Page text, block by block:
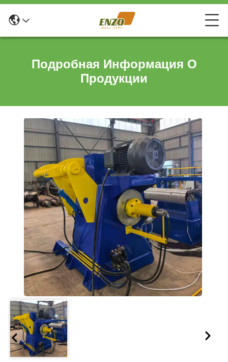
Подробная Информация О
Продукции